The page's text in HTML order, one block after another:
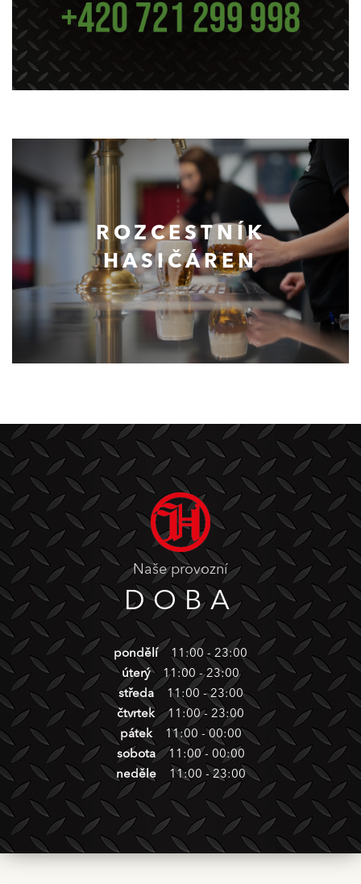
ROZCESTNÍK
HASIČÁREN
DOBA
Naše provozní
pondělí
11:00 - 23:00
úterý
11:00 - 23:00
středa
11:00 - 23:00
čtvrtek
11:00 - 23:00
pátek
11:00 - 00:00
sobota
11:00 - 00:00
neděle
11:00 - 23:00